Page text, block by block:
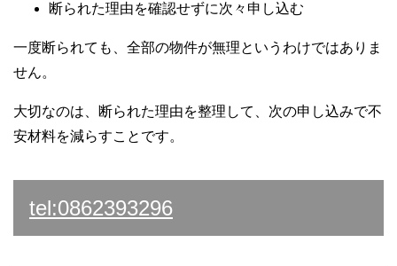
断られた理由を確認せずに次々申し込む
一度断られても、全部の物件が無理というわけではありま
せん。
大切なのは、断られた理由を整理して、次の申し込みで不
安材料を減らすことです。
tel:0862393296